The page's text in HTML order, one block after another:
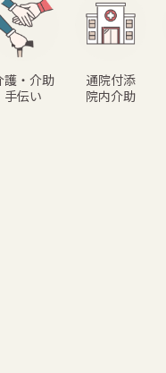
護・介助
手伝い
通院付添
院内介助